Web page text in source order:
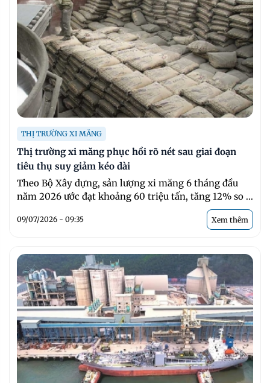
THỊ TRƯỜNG XI MĂNG
Thị trường xi măng phục hồi rõ nét sau giai đoạn
tiêu thụ suy giảm kéo dài
Theo Bộ Xây dựng, sản lượng xi măng 6 tháng đầu
năm 2026 ước đạt khoảng 60 triệu tấn, tăng 12% so ...
09/07/2026 - 09:35 Xem thêm